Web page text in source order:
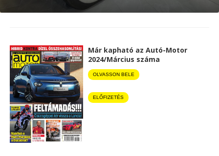
Már kapható az Autó-Motor
2024/Március száma
OLVASSON BELE
ELŐFIZETÉS